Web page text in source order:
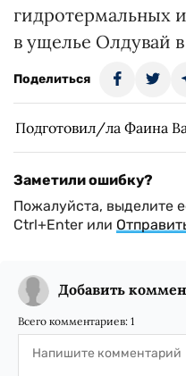
гидротермальных
в ущелье Олдувай
Поделиться
Подготовил/ла Фаина
Заметили ошибку?
Пожалуйста, выделите
Ctrl+Enter или
Добавить
Всего комментариев: 1